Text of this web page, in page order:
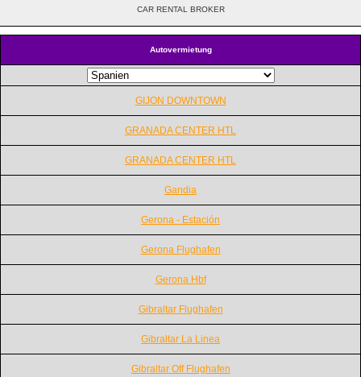
Autovermietung
GIJON DOWNTOWN
GRANADA CENTER HTL
GRANADA CENTER HTL
Gandia
Gerona - Estación
Gerona Flughafen
Gerona Hbf
Gibraltar Flughafen
Gibraltar La Linea
Gibraltar Off Flughafen
CAR RENTAL BROKER